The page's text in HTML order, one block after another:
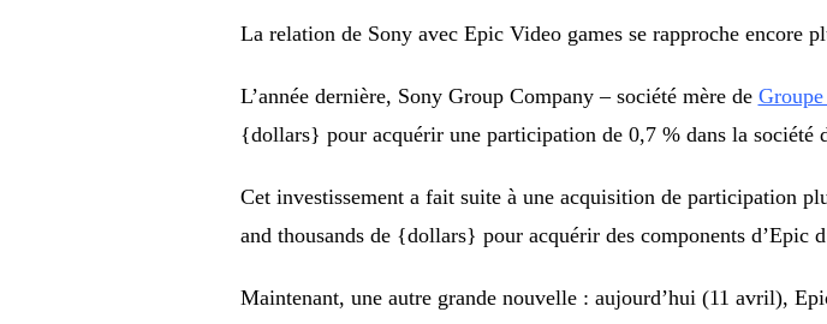
La relation de Sony avec Epic Video games se rapproche encore
L’année dernière, Sony Group Company – société mère de
{dollars} pour acquérir une participation de 0,7 % dans la
Cet investissement a fait suite à une acquisition de participation
and thousands de {dollars} pour acquérir des components d’Epic
Maintenant, une autre grande nouvelle : aujourd’hui (11 avril),